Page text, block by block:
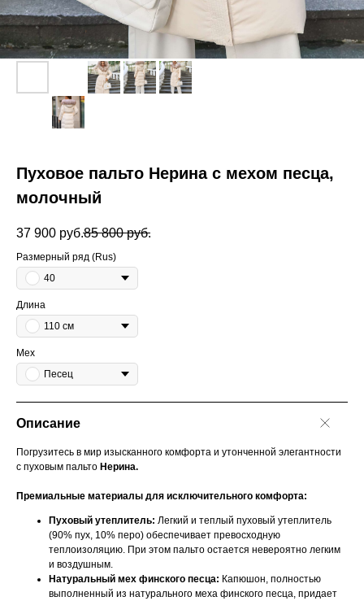
Пуховое пальто Нерина с мехом песца,
молочный
37 900 руб.85 800 руб.
Размерный ряд (Rus)
40
Длина
110 см
Мех
Песец
Описание
Погрузитесь в мир изысканного комфорта и утонченной элегантности
с пуховым пальто Нерина.
Премиальные материалы для исключительного комфорта:
Пуховый утеплитель: Легкий и теплый пуховый утеплитель
(90% пух, 10% перо) обеспечивает превосходную
теплоизоляцию. При этом пальто остается невероятно легким
и воздушным.
Натуральный мех финского песца: Капюшон, полностью
выполненный из натурального меха финского песца, придает